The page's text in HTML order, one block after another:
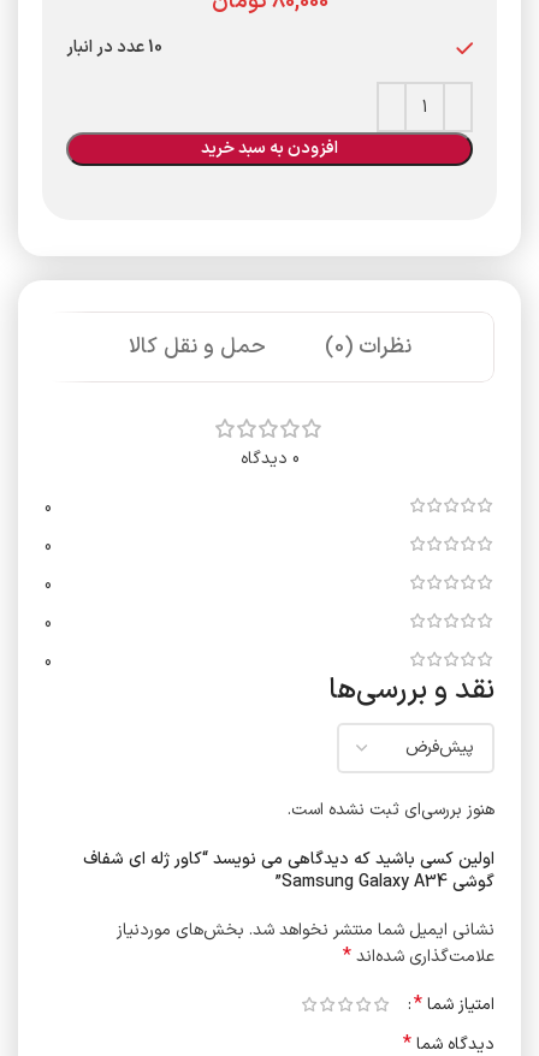
10 عدد در انبار
افزودن به سبد خرید
نظرات (0) حمل و نقل کالا
0 دیدگاه
0
0
0
0
0
نقد و بررسی‌ها
هنوز بررسی‌ای ثبت نشده است.
اولین کسی باشید که دیدگاهی می نویسد “کاور ژله ای شفاف
گوشی Samsung Galaxy A34”
نشانی ایمیل شما منتشر نخواهد شد. بخش‌های موردنیاز
علامت‌گذاری شده‌اند*
امتیاز شما*
دیدگاه شما*